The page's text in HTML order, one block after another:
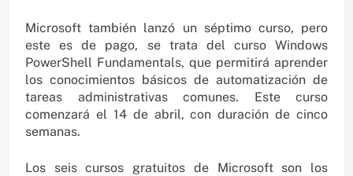
Microsoft también lanzó un séptimo curso, pero
este es de pago, se trata del curso Windows
PowerShell Fundamentals, que permitirá aprender
los conocimientos básicos de automatización de
tareas administrativas comunes. Este curso
comenzará el 14 de abril, con duración de cinco
semanas.
Los seis cursos gratuitos de Microsoft son los